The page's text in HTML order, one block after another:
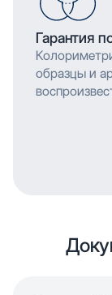
Гарантия
образцы и